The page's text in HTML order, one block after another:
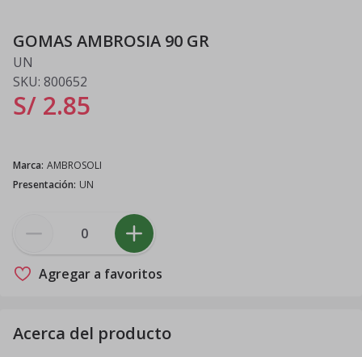
GOMAS AMBROSIA 90 GR
UN
SKU: 800652
S/ 2.85
Marca: AMBROSOLI
Presentación: UN
Agregar a favoritos
Acerca del producto